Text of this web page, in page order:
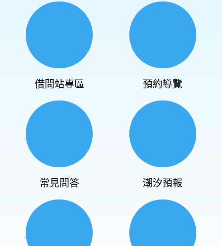
借問站專區 預約導覽
常見問答 潮汐預報